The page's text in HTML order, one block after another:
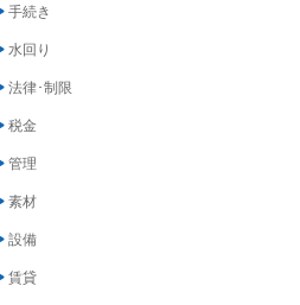
手続き
水回り
法律･制限
税金
管理
素材
設備
賃貸